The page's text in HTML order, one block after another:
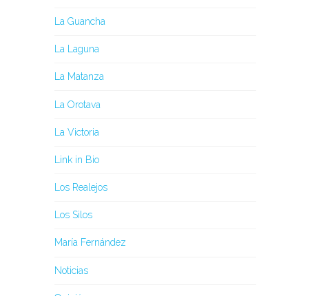
La Guancha
La Laguna
La Matanza
La Orotava
La Victoria
Link in Bio
Los Realejos
Los Silos
María Fernández
Noticias